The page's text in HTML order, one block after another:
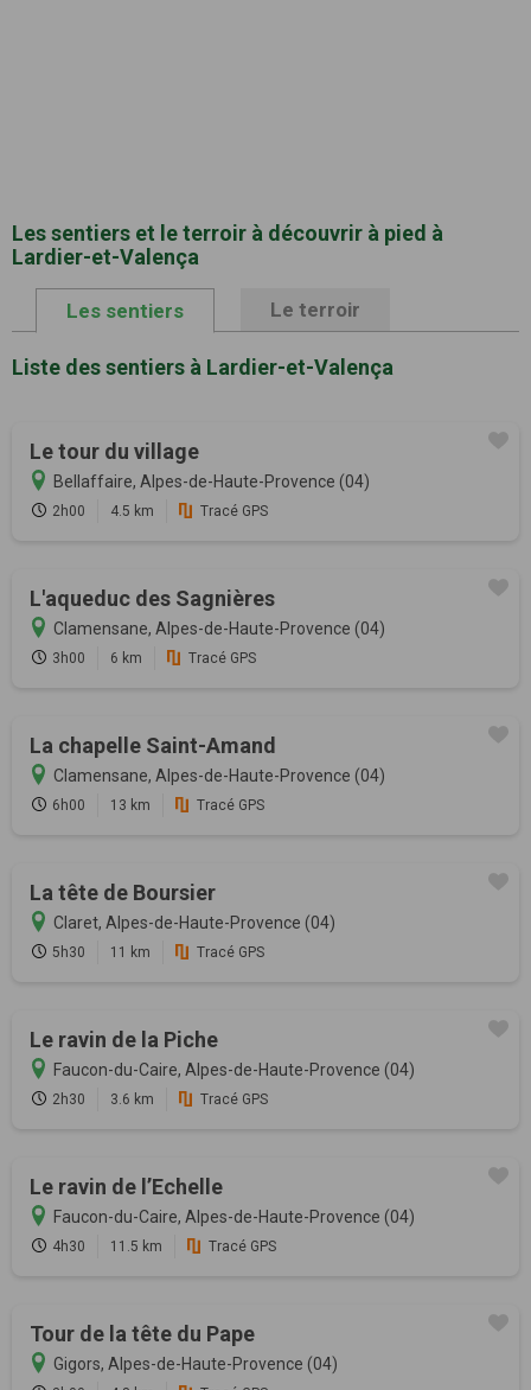
Les sentiers et le terroir à découvrir à pied à
Lardier-et-Valença
Les sentiers Le terroir
Liste des sentiers à Lardier-et-Valença
Le tour du village
Bellaffaire, Alpes-de-Haute-Provence (04)
2h00 4.5 km Tracé GPS
L'aqueduc des Sagnières
Clamensane, Alpes-de-Haute-Provence (04)
3h00 6 km Tracé GPS
La chapelle Saint-Amand
Clamensane, Alpes-de-Haute-Provence (04)
6h00 13 km Tracé GPS
La tête de Boursier
Claret, Alpes-de-Haute-Provence (04)
5h30 11 km Tracé GPS
Le ravin de la Piche
Faucon-du-Caire, Alpes-de-Haute-Provence (04)
2h30 3.6 km Tracé GPS
Le ravin de l’Echelle
Faucon-du-Caire, Alpes-de-Haute-Provence (04)
4h30 11.5 km Tracé GPS
Tour de la tête du Pape
Gigors, Alpes-de-Haute-Provence (04)